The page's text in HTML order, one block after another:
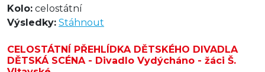
Kolo: celostátní
Výsledky: Stáhnout
CELOSTÁTNÍ PŘEHLÍDKA DĚTSKÉHO DIVADLA
DĚTSKÁ SCÉNA - Divadlo Vydýcháno - žáci Š.